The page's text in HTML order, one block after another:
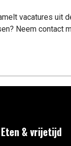
vacatures uit
Neem contact
Eten & vrijetijd